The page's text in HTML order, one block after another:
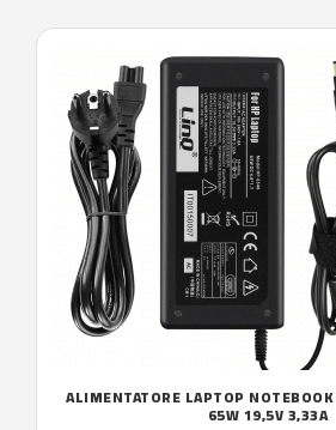
ALIMENTATORE LAPTOP
65W 19,5V 3,33A